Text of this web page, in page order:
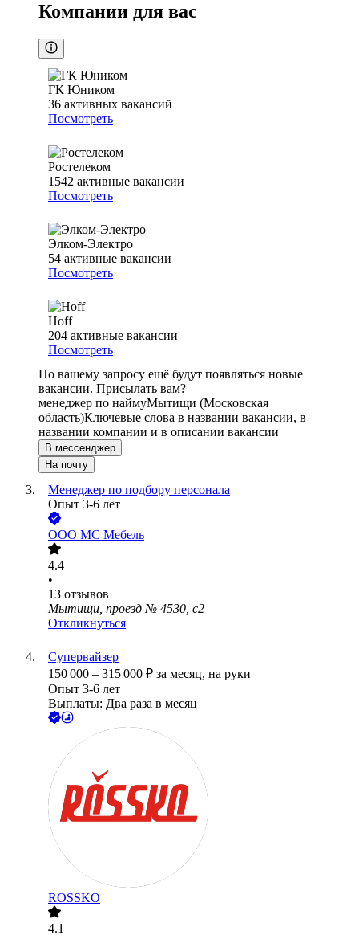
Компании для вас
ГК Юником
36 активных вакансий
Посмотреть
Ростелеком
1542 активные вакансии
Посмотреть
Элком-Электро
54 активные вакансии
Посмотреть
Hoff
204 активные вакансии
Посмотреть
По вашему запросу ещё будут появляться новые
вакансии. Присылать вам?
менеджер по наймуМытищи (Московская
область)Ключевые слова в названии вакансии, в
названии компании и в описании вакансии
В мессенджер
На почту
Менеджер по подбору персонала
Опыт 3-6 лет
ООО МС Мебель
4.4
•
13 отзывов
Мытищи, проезд № 4530, с2
Откликнуться
Супервайзер
150 000 – 315 000 ₽ за месяц, на руки
Опыт 3-6 лет
Выплаты: Два раза в месяц
ROSSKO
4.1